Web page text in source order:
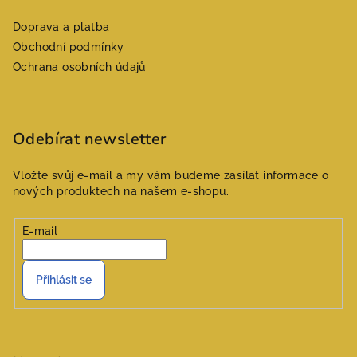
Doprava a platba
Obchodní podmínky
Ochrana osobních údajů
Odebírat newsletter
Vložte svůj e-mail a my vám budeme zasílat informace o
nových produktech na našem e-shopu.
E-mail
Přihlásit se